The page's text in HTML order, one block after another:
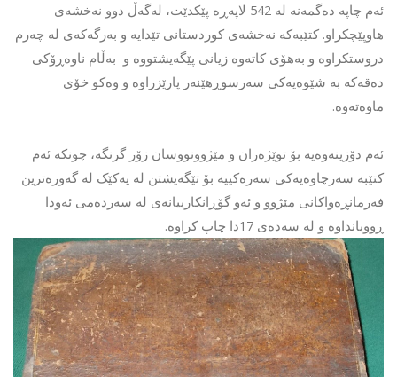
ئەم چاپە دەگمەنە لە 542 لاپەڕە پێکدێت، لەگەڵ دوو نەخشەی
هاوپێچکراو. کتێبەکە نەخشەی کوردستانی تێدایە و بەرگەکەی لە چەرم
دروستکراوە و بەهۆی کاتەوە زیانی پێگەیشتووە و بەڵام ناوەڕۆکی
دەقەکە بە شێوەیەکی سەرسوڕهێنەر پارێزراوە و وەکو خۆی
ماوەتەوە.
ئەم دۆزینەوەیە بۆ توێژەران و مێژوونووسان زۆر گرنگە، چونکە ئەم
کتێبە سەرچاوەیەکی سەرەکییە بۆ تێگەیشتن لە یەکێک لە گەورەترین
فەرمانڕەواکانی مێژوو و ئەو گۆڕانکارییانەی لە سەردەمی ئەودا
ڕوویانداوە و لە سەدەی 17دا چاپ کراوە.